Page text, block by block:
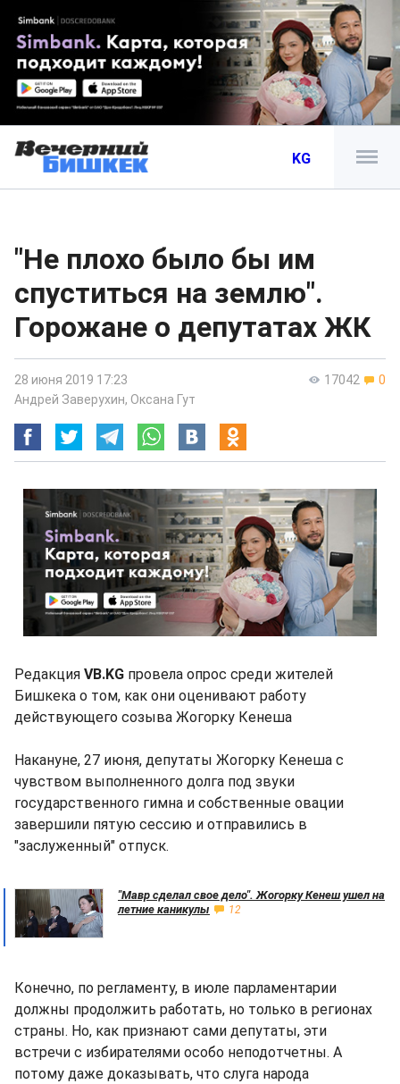
KG
"Не плохо было бы им
спуститься на землю".
Горожане о депутатах ЖК
17042 0
28 июня 2019 17:23
Андрей Заверухин, Оксана Гут
Редакция VB.KG провела опрос среди жителей
Бишкека о том, как они оценивают работу
действующего созыва Жогорку Кенеша
Накануне, 27 июня, депутаты Жогорку Кенеша с
чувством выполненного долга под звуки
государственного гимна и собственные овации
завершили пятую сессию и отправились в
"заслуженный" отпуск.
"Мавр сделал свое дело". Жогорку Кенеш ушел на
летние каникулы
12
Конечно, по регламенту, в июле парламентарии
должны продолжить работать, но только в регионах
страны. Но, как признают сами депутаты, эти
встречи с избирателями особо неподотчетны. А
потому даже доказывать, что слуга народа